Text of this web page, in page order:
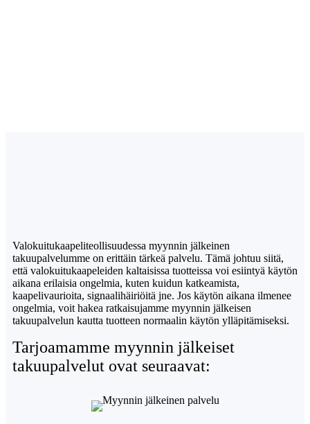
Valokuitukaapeliteollisuudessa myynnin jälkeinen
takuupalvelumme on erittäin tärkeä palvelu. Tämä johtuu siitä,
että valokuitukaapeleiden kaltaisissa tuotteissa voi esiintyä käytön
aikana erilaisia ​​ongelmia, kuten kuidun katkeamista,
kaapelivaurioita, signaalihäiriöitä jne. Jos käytön aikana ilmenee
ongelmia, voit hakea ratkaisujamme myynnin jälkeisen
takuupalvelun kautta tuotteen normaalin käytön ylläpitämiseksi.
Tarjoamamme myynnin jälkeiset
takuupalvelut ovat seuraavat: